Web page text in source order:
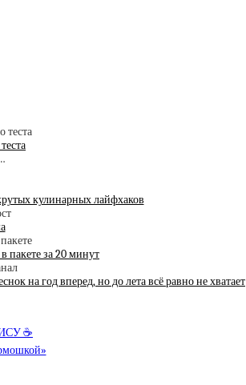
кулинарных лайфхаков
пакете за 20 минут
на год вперед, но до лета всё равно не хватает
☕️